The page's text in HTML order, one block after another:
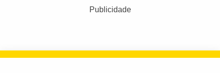
Publicidade